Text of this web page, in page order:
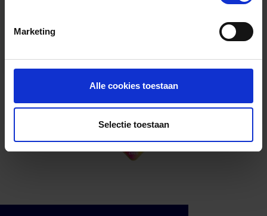
Marketing
Alle cookies toestaan
Selectie toestaan
Ja, je mag het saldo van je VVV
cadeaukaart in delen uitgeven.